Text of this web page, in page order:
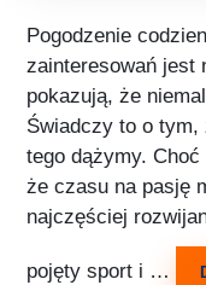
Pogodzenie
zainteresowań jest
pokazują, że
Świadczy to o
tego dążymy.
że czasu na pasję
najczęściej
pojęty sport i …